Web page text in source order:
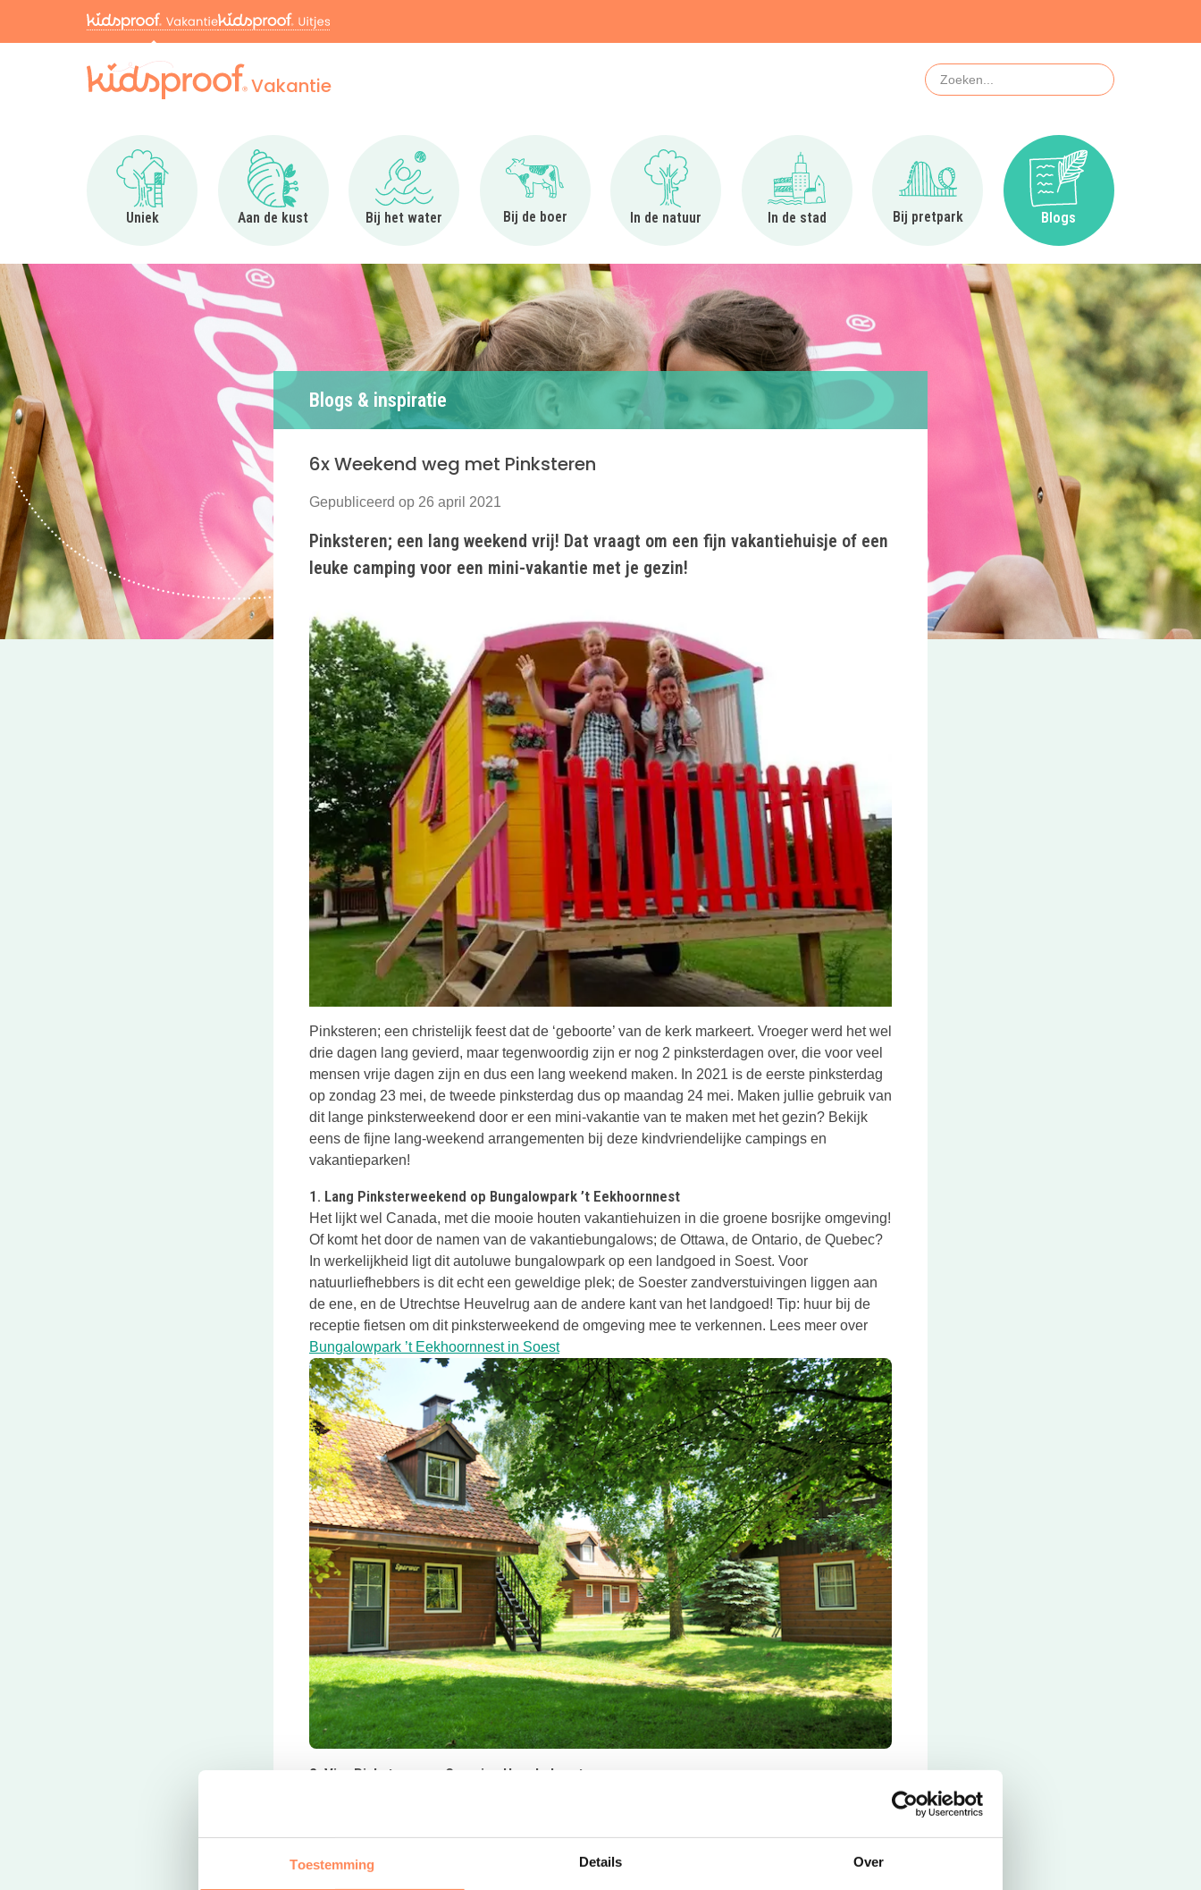
Toestemming Details Over
Vakantie Zoeken
Uniek
Ga naar Uniek
Aan de kust
Ga naar Aan de kust
Bij het water
Ga naar Bij het water
Bij de boer
Ga naar Bij de boer
In de natuur
Ga naar In de natuur
In de stad
Ga naar In de stad
Bij pretpark
Ga naar Bij pretpark
Blogs
Ga naar Blogs
Blogs & inspiratie
6x Weekend weg met Pinksteren
Gepubliceerd op 26 april 2021
Pinksteren; een lang weekend vrij! Dat vraagt om een fijn vakantiehuisje of een
leuke camping voor een mini-vakantie met je gezin!
Pinksteren; een christelijk feest dat de ‘geboorte’ van de kerk markeert. Vroeger werd het wel
drie dagen lang gevierd, maar tegenwoordig zijn er nog 2 pinksterdagen over, die voor veel
mensen vrije dagen zijn en dus een lang weekend maken. In 2021 is de eerste pinksterdag
op zondag 23 mei, de tweede pinksterdag dus op maandag 24 mei. Maken jullie gebruik van
dit lange pinksterweekend door er een mini-vakantie van te maken met het gezin? Bekijk
eens de fijne lang-weekend arrangementen bij deze kindvriendelijke campings en
vakantieparken!
1. Lang Pinksterweekend op Bungalowpark ’t Eekhoornnest
Het lijkt wel Canada, met die mooie houten vakantiehuizen in die groene bosrijke omgeving!
Of komt het door de namen van de vakantiebungalows; de Ottawa, de Ontario, de Quebec?
In werkelijkheid ligt dit autoluwe bungalowpark op een landgoed in Soest. Voor
natuurliefhebbers is dit echt een geweldige plek; de Soester zandverstuivingen liggen aan
de ene, en de Utrechtse Heuvelrug aan de andere kant van het landgoed! Tip: huur bij de
receptie fietsen om dit pinksterweekend de omgeving mee te verkennen. Lees meer over
Bungalowpark ’t Eekhoornnest in SoestDeze link opent in een nieuwe tab
2. Vier Pinksteren op Camping Haeghehorst
safaritent tot een scheepshut, maar er is ook een kinderchalet, speciaal ingericht voor jonge
gezinnen. Kom je samen met een bevriend gezin? Dan kun je gezellig in de tweegezinsvilla